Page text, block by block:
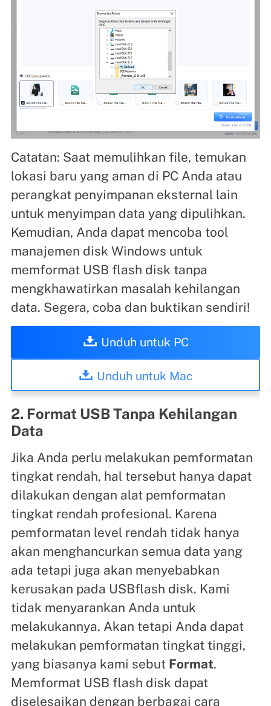
Catatan: Saat memulihkan file, temukan
lokasi baru yang aman di PC Anda atau
perangkat penyimpanan eksternal lain
untuk menyimpan data yang dipulihkan.
Kemudian, Anda dapat mencoba tool
manajemen disk Windows untuk
memformat USB flash disk tanpa
mengkhawatirkan masalah kehilangan
data. Segera, coba dan buktikan sendiri!
Unduh untuk PC
Unduh untuk Mac
2. Format USB Tanpa Kehilangan
Data
Jika Anda perlu melakukan pemformatan
tingkat rendah, hal tersebut hanya dapat
dilakukan dengan alat pemformatan
tingkat rendah profesional. Karena
pemformatan level rendah tidak hanya
akan menghancurkan semua data yang
ada tetapi juga akan menyebabkan
kerusakan pada USBflash disk. Kami
tidak menyarankan Anda untuk
melakukannya. Akan tetapi Anda dapat
melakukan pemformatan tingkat tinggi,
yang biasanya kami sebut Format.
Memformat USB flash disk dapat
diselesaikan dengan berbagai cara